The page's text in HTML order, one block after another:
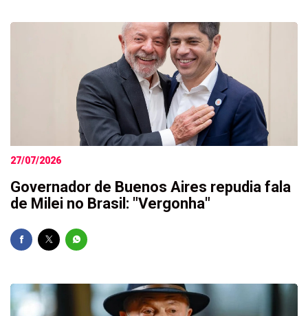
27/07/2026
Governador de Buenos Aires repudia fala
de Milei no Brasil: "Vergonha"